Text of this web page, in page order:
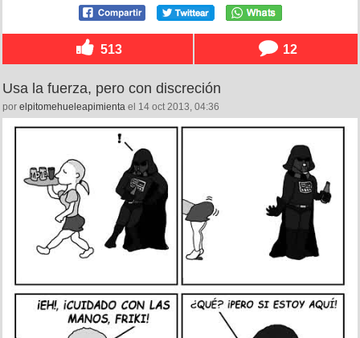
513 12
Usa la fuerza, pero con discreción
por elpitomehueleapimienta el 14 oct 2013, 04:36